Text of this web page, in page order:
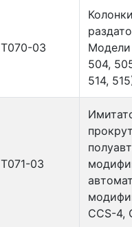
Т070-03
Модели
504,
514,
Т071-03
ССS-4,